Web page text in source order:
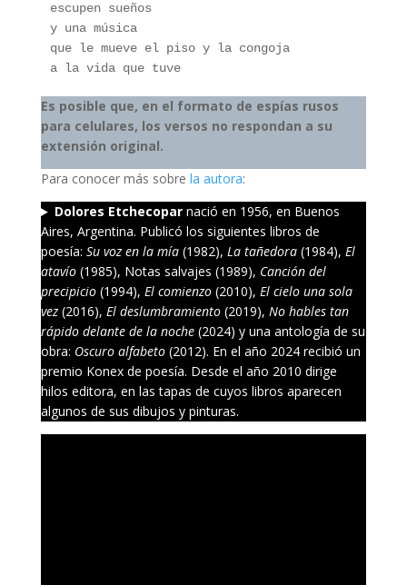
escupen sueños
y una música
que le mueve el piso y la congoja
a la vida que tuve
Es posible que, en el formato de espías rusos
para celulares, los versos no respondan a su
extensión original.
Para conocer más sobre la autora:
Dolores Etchecoparnació en 1956, en Buenos
Aires, Argentina. Publicó los siguientes libros de
poesía: Su voz en la mía (1982), La tañedora(1984), El
atavío(1985), Notas salvajes (1989), Canción del
precipicio(1994), El comienzo(2010), El cielo una sola
vez(2016), El deslumbramiento(2019), No hables tan
rápido delante de la noche(2024) y una antología de su
obra: Oscuro alfabeto(2012). En el año 2024 recibió un
premio Konex de poesía. Desde el año 2010 dirige
hilos editora, en las tapas de cuyos libros aparecen
algunos de sus dibujos y pinturas.